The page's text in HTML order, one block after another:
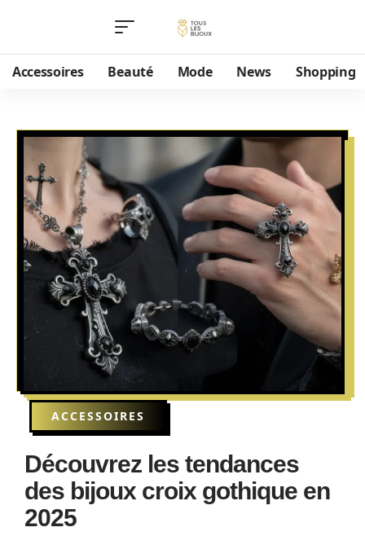
Accessoires Beauté Mode News Shopping
ACCESSOIRES
Découvrez les tendances
des bijoux croix gothique en
2025